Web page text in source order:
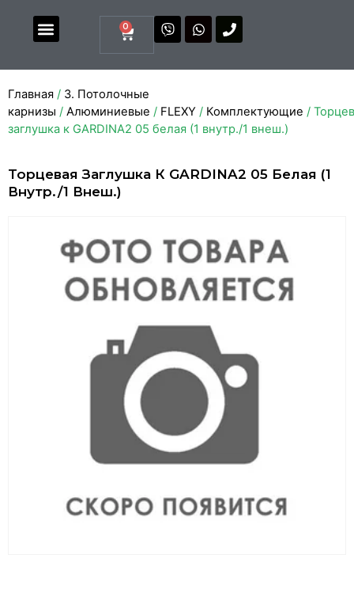
0
Главная / 3. Потолочные
карнизы / Алюминиевые / FLEXY / Комплектующие /
заглушка к GARDINA2 05 белая (1 внутр./1 внеш.)
Торцевая Заглушка К GARDINA2 05 Белая (1
Внутр./1 Внеш.)